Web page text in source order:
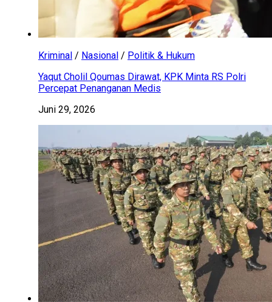
Kriminal / Nasional / Politik & Hukum
Yaqut Cholil Qoumas Dirawat, KPK Minta RS Polri
Percepat Penanganan Medis
Juni 29, 2026